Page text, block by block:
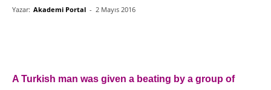
Yazar: Akademi Portal - 2 Mayıs 2016
A Turkish man was given a beating by a group of